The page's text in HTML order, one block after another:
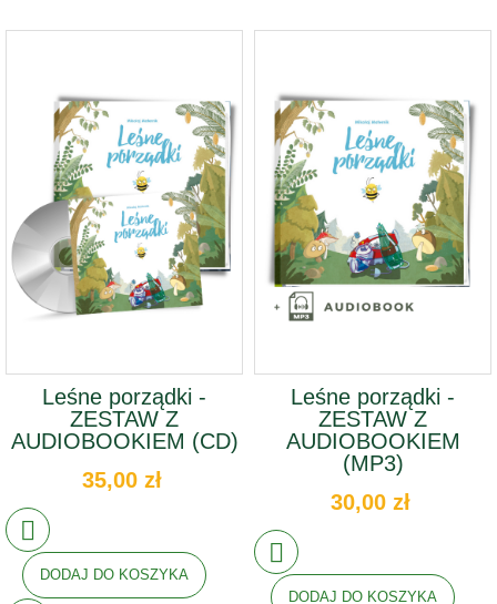
Leśne porządki -
ZESTAW Z
AUDIOBOOKIEM (CD)
35,00 zł
DODAJ DO KOSZYKA
Leśne porządki -
ZESTAW Z
AUDIOBOOKIEM
(MP3)
30,00 zł
DODAJ DO KOSZYKA